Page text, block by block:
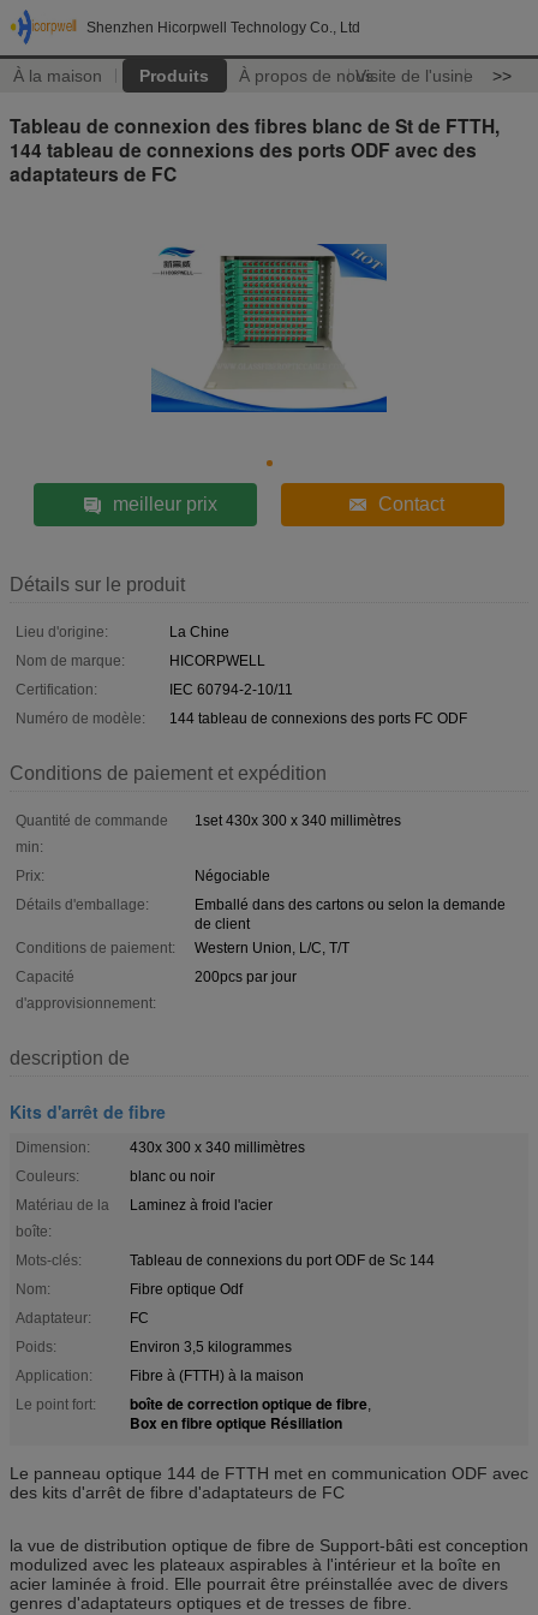
Shenzhen Hicorpwell Technology Co., Ltd
À la maison Produits À propos de nousVisite de l'usine >>
Tableau de connexion des fibres blanc de St de FTTH,
144 tableau de connexions des ports ODF avec des
adaptateurs de FC
meilleur prix Contact
Détails sur le produit
Lieu d'origine:
La Chine
Nom de marque:
HICORPWELL
Certification:
IEC 60794-2-10/11
Numéro de modèle:
144 tableau de connexions des ports FC ODF
Conditions de paiement et expédition
Quantité de commande
min:
1set 430x 300 x 340 millimètres
Prix:
Négociable
Détails d'emballage:
Emballé dans des cartons ou selon la demande
de client
Conditions de paiement:
Western Union, L/C, T/T
Capacité
d'approvisionnement:
200pcs par jour
description de
Kits d'arrêt de fibre
Dimension:
430x 300 x 340 millimètres
Couleurs:
blanc ou noir
Matériau de la
boîte:
Laminez à froid l'acier
Mots-clés:
Tableau de connexions du port ODF de Sc 144
Nom:
Fibre optique Odf
Adaptateur:
FC
Poids:
Environ 3,5 kilogrammes
Application:
Fibre à (FTTH) à la maison
Le point fort:
boîte de correction optique de fibre,
Box en fibre optique Résiliation
Le panneau optique 144 de FTTH met en communication ODF avec
des kits d'arrêt de fibre d'adaptateurs de FC
la vue de distribution optique de fibre de Support-bâti est conception
modulized avec les plateaux aspirables à l'intérieur et la boîte en
acier laminée à froid. Elle pourrait être préinstallée avec de divers
genres d'adaptateurs optiques et de tresses de fibre.